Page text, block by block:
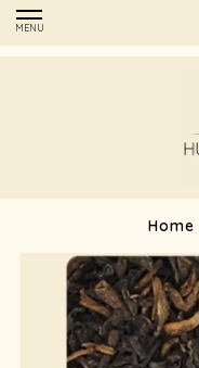
MENU
Home